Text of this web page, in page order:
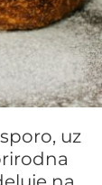
uz